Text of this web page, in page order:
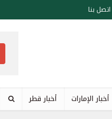
اتصل بنا
أخبار الإمارات أخبار قطر